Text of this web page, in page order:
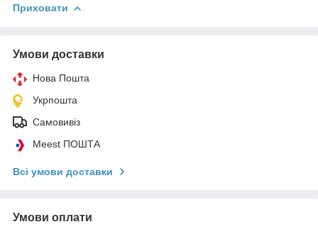
Приховати
Умови доставки
Нова Пошта
Укрпошта
Самовивіз
Meest ПОШТА
Всі умови доставки
Умови оплати